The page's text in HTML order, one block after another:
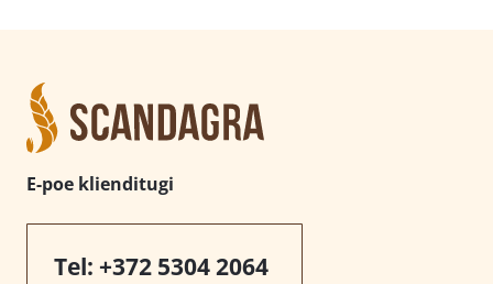
E-poe klienditugi
Tel: +372 5304 2064